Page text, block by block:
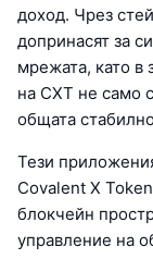
доход. Чрез
допринасят за
мрежата, като в
на CXT не само
общата
Тези
Covalent X
блокчейн
управление на